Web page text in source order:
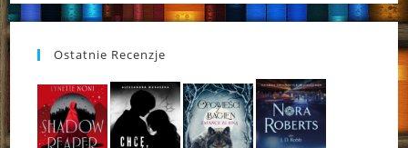
Ostatnie Recenzje